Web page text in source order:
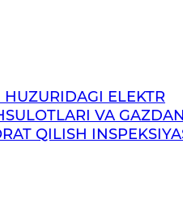
ELEKTR
VA
QILISH